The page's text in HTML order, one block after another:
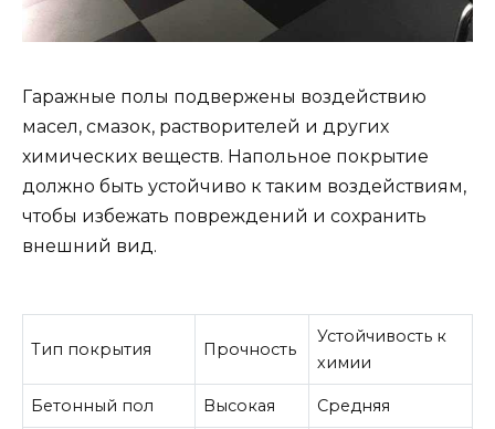
Гаражные полы подвержены воздействию
масел, смазок, растворителей и других
химических веществ. Напольное покрытие
должно быть устойчиво к таким воздействиям,
чтобы избежать повреждений и сохранить
внешний вид.
Тип покрытия Прочность
Устойчивость к
химии
Бетонный пол Высокая Средняя